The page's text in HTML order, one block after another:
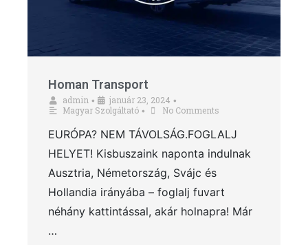
Homan Transport
admin • január 23, 2024 •
Magyar Szolgáltató • No Comments
EURÓPA? NEM TÁVOLSÁG.FOGLALJ
HELYET! Kisbuszaink naponta indulnak
Ausztria, Németország, Svájc és
Hollandia irányába – foglalj fuvart
néhány kattintással, akár holnapra! Már
…